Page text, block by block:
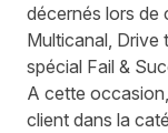
décernés lors de
Multicanal, Drive
spécial Fail &
A cette
client dans la